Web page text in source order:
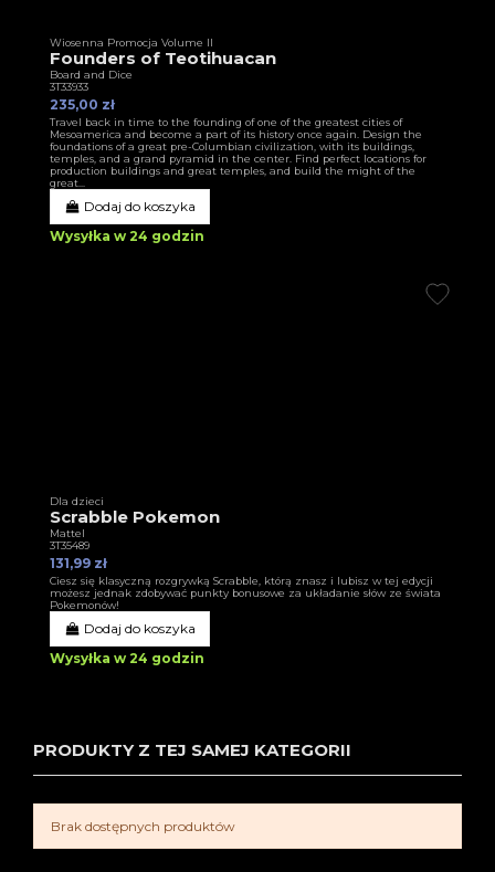
Wiosenna Promocja Volume II
Founders of Teotihuacan
Board and Dice
3T33933
235,00 zł
Travel back in time to the founding of one of the greatest cities of
Mesoamerica and become a part of its history once again. Design the
foundations of a great pre-Columbian civilization, with its buildings,
temples, and a grand pyramid in the center. Find perfect locations for
production buildings and great temples, and build the might of the
great...
Dodaj do koszyka
Wysyłka w 24 godzin
Dla dzieci
Scrabble Pokemon
Mattel
3T35489
131,99 zł
Ciesz się klasyczną rozgrywką Scrabble, którą znasz i lubisz w tej edycji
możesz jednak zdobywać punkty bonusowe za układanie słów ze świata
Pokemonów!
Dodaj do koszyka
Wysyłka w 24 godzin
PRODUKTY Z TEJ SAMEJ KATEGORII
Brak dostępnych produktów